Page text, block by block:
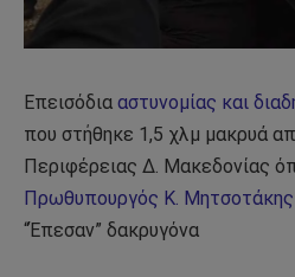
Επεισόδια αστυνομίας και
που στήθηκε 1,5 χλμ μακρυά
Περιφέρειας Δ. Μακεδονίας
Πρωθυπουργός Κ. Μητσοτάκης
“Έπεσαν” δακρυγόνα